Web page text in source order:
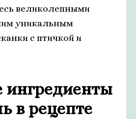
великолепными
уникальным
с птичкой и
ингредиенты
в рецепте